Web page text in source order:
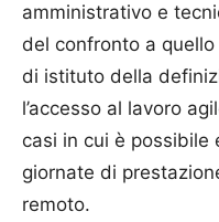
amministrativo e
del confronto a
di istituto della
l’accesso al lavoro
casi in cui è possibile
giornate di
remoto.